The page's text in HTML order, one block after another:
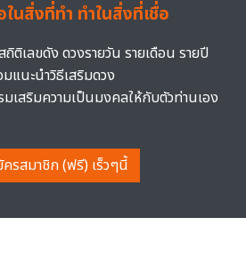
นสิ่งที่ทำ ทำในสิ่งที่เชื่อ
ติเลขดัง ดวงรายวัน รายเดือน รายปี
แนะนำวิธีเสริมดวง
เสริมความเป็นมงคลให้กับตัวท่านเอง
รสมาชิก (ฟรี) เร็วๆนี้